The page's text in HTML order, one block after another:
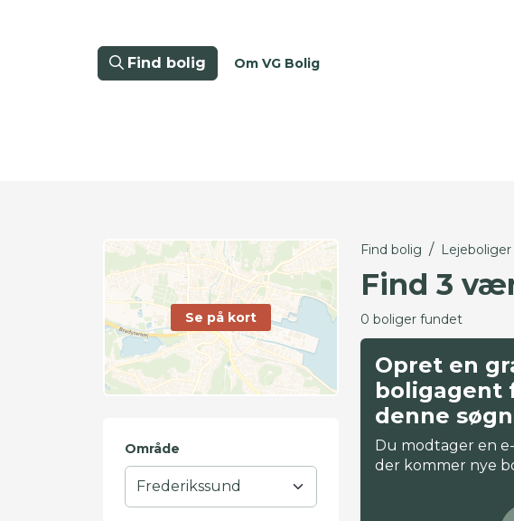
Find bolig Om VG Bolig
Se på kort
Område
Find bolig / Lejeboliger
Find 3
0 boliger fundet
Opret en
boligagent
denne
Du modtager en
der kommer nye